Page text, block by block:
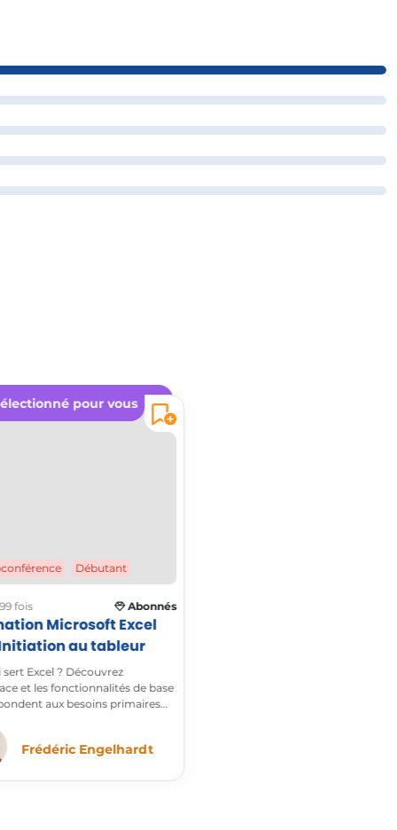
pour vous
Débutant
fois Abonnés
Microsoft Excel
- Initiation au tableur
sert Excel ? Découvrez
et les fonctionnalités de base
aux besoins primaires
de nombreuses facilités à la
forme, la valorisation et la
Frédéric Engelhardt